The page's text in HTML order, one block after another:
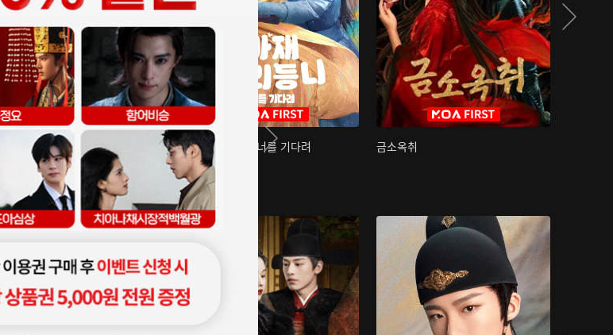
아재저리등니 : 너를 기다려 금소옥취